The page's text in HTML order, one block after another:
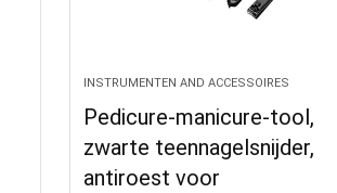
INSTRUMENTEN AND ACCESSOIRES
Pedicure-manicure-tool,
zwarte teennagelsnijder,
antiroest voor